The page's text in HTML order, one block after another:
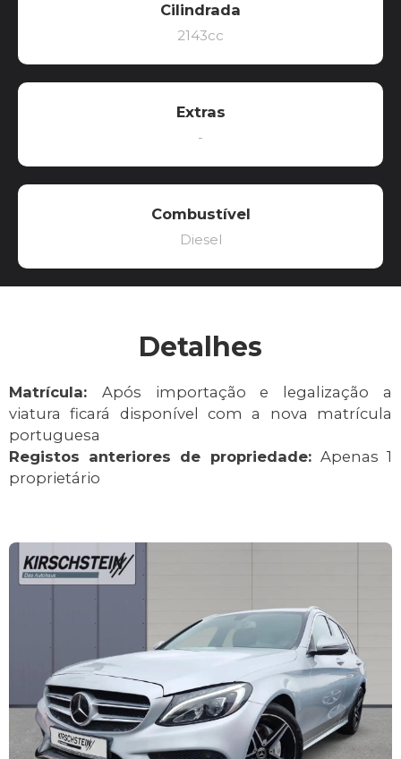
Cilindrada
2143cc
Extras
-
Combustível
Diesel
Detalhes
Matrícula: Após importação e legalização a
viatura ficará disponível com a nova matrícula
portuguesa
Registos anteriores de propriedade: Apenas 1
proprietário